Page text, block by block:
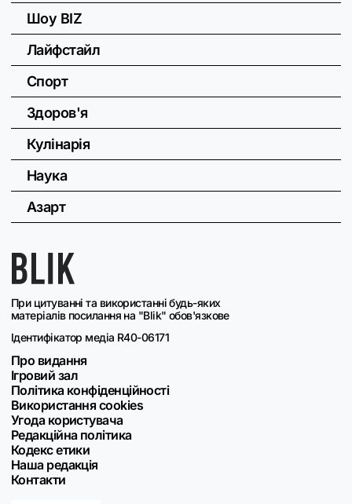
При цитуванні та використанні будь-яких
матеріалів посилання на "Blik" обов'язкове
Ідентифікатор медіа R40-06171
Про видання
Ігровий зал
Політика конфіденційності
Використання cookies
Угода користувача
Редакційна політика
Кодекс етики
Наша редакція
Контакти
Шоу BIZ
Лайфстайл
Спорт
Здоров'я
Кулінарія
Наука
Азарт